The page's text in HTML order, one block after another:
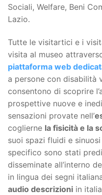
Sociali, Welfare, Beni
Lazio.
Tutte le visitartici e i
visita al museo
piattaforma web
a persone con disabilità
consentono di scoprire
prospettive nuove e
sensazioni provate nell’
coglierne la fisicità e la
suoi spazi fluidi e
specifico sono stati
disseminate all’interno
in lingua dei segni
audio descrizioni in